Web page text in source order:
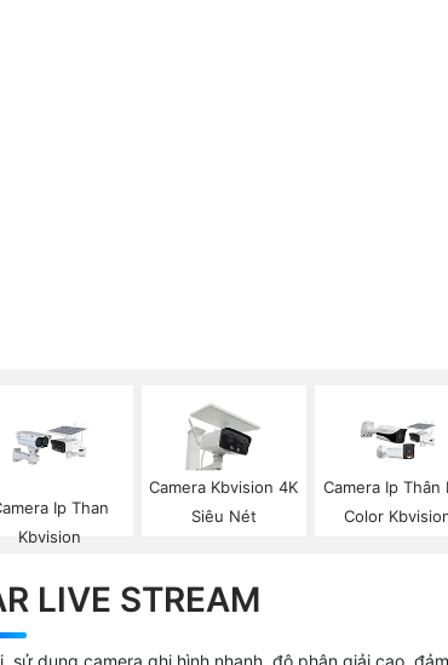
Ip Than
Kbvision
Camera Kbvision 4K
Siêu Nét
Camera Ip Thân
Color
LIVE STREAM
dụng camera ghi hình nhanh, độ phân giải cao,